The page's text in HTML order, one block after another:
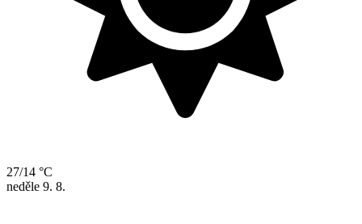
27/14 °C
neděle 9. 8.